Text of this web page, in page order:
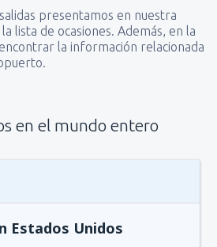
presentamos en nuestra
lista de ocasiones. Además, en la
la información relacionada
en el mundo entero
Estados Unidos